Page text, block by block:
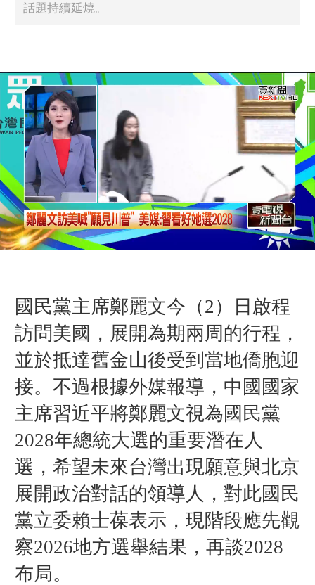
話題持續延燒。
國民黨主席鄭麗文今（2）日啟程
訪問美國，展開為期兩周的行程，
並於抵達舊金山後受到當地僑胞迎
接。不過根據外媒報導，中國國家
主席習近平將鄭麗文視為國民黨
2028年總統大選的重要潛在人
選，希望未來台灣出現願意與北京
展開政治對話的領導人，對此國民
黨立委賴士葆表示，現階段應先觀
察2026地方選舉結果，再談2028
布局。